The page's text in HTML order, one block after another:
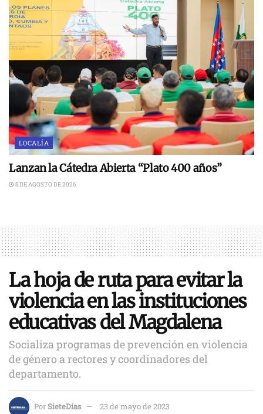
LOCALÍA
Lanzan la Cátedra Abierta “Plato 400 años”
5 DE AGOSTO DE 2026
La hoja de ruta para evitar la
violencia en las instituciones
educativas del Magdalena
Socializa programas de prevención en violencia
de género a rectores y coordinadores del
departamento.
PorSieteDías 23 de mayo de 2023